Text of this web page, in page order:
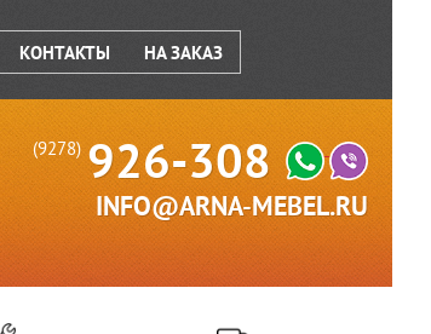
КОНТАКТЫ НА ЗАКАЗ
(9278) 926-308
INFO@ARNA-MEBEL.RU